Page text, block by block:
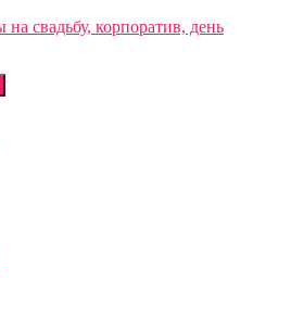
свадьбу, корпоратив, день